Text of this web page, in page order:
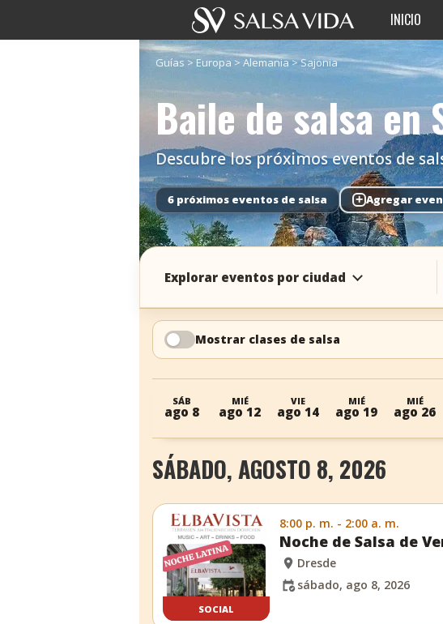
INICIO
Guías>Europa > Alemania>Sajonia
Baile de salsa en
Descubre los próximos eventos de
6 próximos eventos de salsa + Agregar
Explorar eventos por ciudad
Mostrar clases de salsa
SÁB
ago 8
MIÉ
ago 12
VIE
ago 14
MIÉ
ago 19
MIÉ
ago 26
SÁBADO, AGOSTO 8, 2026
SOCIAL
8:00 p. m. - 2:00 a. m.
Noche de Salsa de
Dresde
sábado, ago 8, 2026